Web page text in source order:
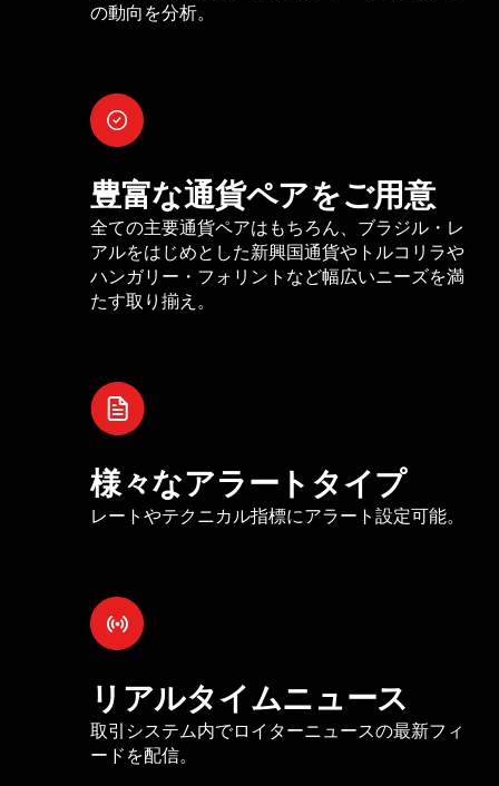
の動向を分析。
豊富な通貨ペアをご用意
全ての主要通貨ペアはもちろん、ブラジル・レ
アルをはじめとした新興国通貨やトルコリラや
ハンガリー・フォリントなど幅広いニーズを満
たす取り揃え。
様々なアラートタイプ
レートやテクニカル指標にアラート設定可能。
リアルタイムニュース
取引システム内でロイターニュースの最新フィ
ードを配信。